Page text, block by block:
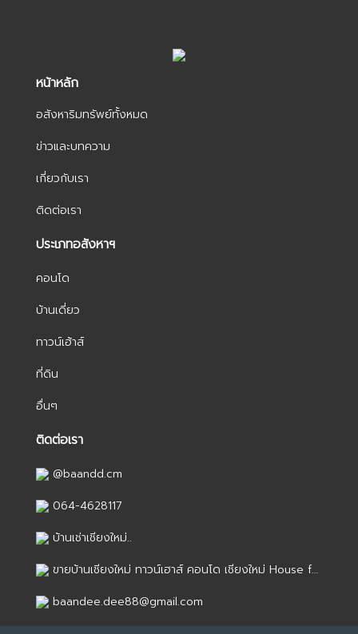
หน้าหลัก
อสังหาริมทรัพย์ทั้งหมด
ข่าวและบทความ
เกี่ยวกับเรา
ติดต่อเรา
ประเภทอสังหาฯ
คอนโด
บ้านเดี่ยว
ทาวน์เฮ้าส์
ที่ดิน
อื่นๆ
ติดต่อเรา
@baandd.cm
064-4628117
บ้านเช่าเชียงใหม่..
ขายบ้านเชียงใหม่ ทาวน์เฮาส์ คอนโด เชียงใหม่ House for sale in Chiang Mai
baandee.dee88@gmail.com